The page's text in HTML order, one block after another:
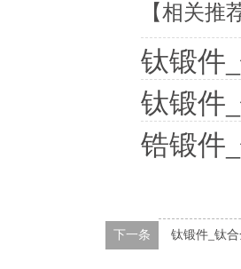
【相关推
钛锻件
钛锻件
锆锻件
下一条 钛锻件_钛